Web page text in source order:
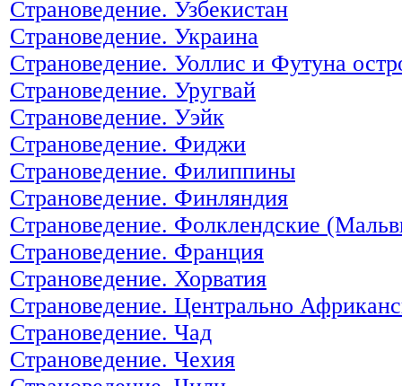
Страноведение. Узбекистан
Страноведение. Украина
Страноведение. Уоллис и Футуна
Страноведение. Уругвай
Страноведение. Уэйк
Страноведение. Фиджи
Страноведение. Филиппины
Страноведение. Финляндия
Страноведение. Фолклендские
Страноведение. Франция
Страноведение. Хорватия
Страноведение. Центрально
Страноведение. Чад
Страноведение. Чехия